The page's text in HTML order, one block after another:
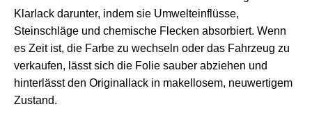
Klarlack darunter, indem sie Umwelteinflüsse,
Steinschläge und chemische Flecken absorbiert. Wenn
es Zeit ist, die Farbe zu wechseln oder das Fahrzeug zu
verkaufen, lässt sich die Folie sauber abziehen und
hinterlässt den Originallack in makellosem, neuwertigem
Zustand.